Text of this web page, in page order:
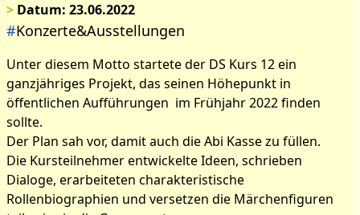
> Datum: 23.06.2022
#Konzerte&Ausstellungen
Unter diesem Motto startete der DS Kurs 12 ein
ganzjähriges Projekt, das seinen Höhepunkt in
öffentlichen Aufführungen im Frühjahr 2022 finden
sollte.
Der Plan sah vor, damit auch die Abi Kasse zu füllen.
Die Kursteilnehmer entwickelte Ideen, schrieben
Dialoge, erarbeiteten charakteristische
Rollenbiographien und versetzen die Märchenfiguren